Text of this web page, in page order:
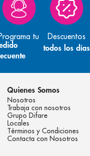
tu Descuentos
todos los días
Quienes Somos
Nosotros
Trabaja con nosotros
Grupo Difare
Locales
Términos y Condiciones
Contacta con Nosotros